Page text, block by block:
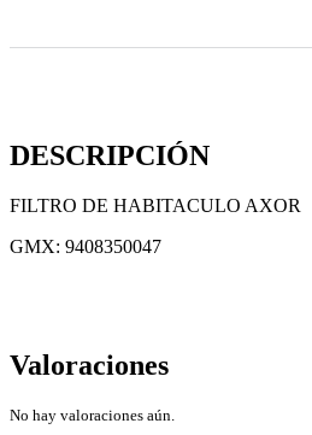
DESCRIPCIÓN
FILTRO DE HABITACULO AXOR
GMX: 9408350047
Valoraciones
No hay valoraciones aún.